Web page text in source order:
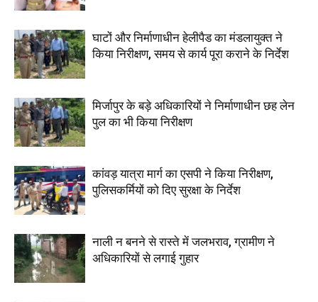
घाटों और निर्माणाधीन हेलीपैड का मंडलायुक्त ने
किया निरीक्षण, समय से कार्य पूरा कराने के निर्देश
मिर्जापुर के बड़े अधिकारियों ने निर्माणाधीन छह लेन
पुल का भी किया निरीक्षण
कांवड़ यात्रा मार्ग का एसपी ने किया निरीक्षण,
पुलिसकर्मियों को दिए सुरक्षा के निर्देश
नाली न बनने से रास्ते में जलभराव, ग्रामीण ने
अधिकारियों से लगाई गुहार